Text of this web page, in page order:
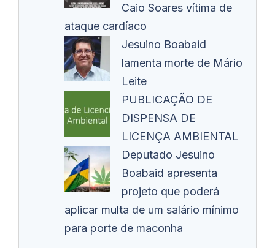
Caio Soares vítima de
ataque cardíaco
Jesuino Boabaid
lamenta morte de Mário
Leite
PUBLICAÇÃO DE
DISPENSA DE
LICENÇA AMBIENTAL
Deputado Jesuino
Boabaid apresenta
projeto que poderá
aplicar multa de um salário mínimo
para porte de maconha